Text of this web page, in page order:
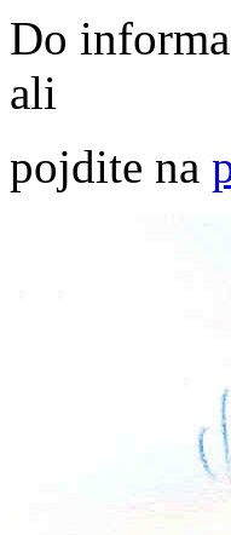
Do
ali
pojdite na